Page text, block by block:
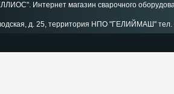
Интернет магазин сварочного
д. 25, территория НПО "ГЕЛИЙМАШ"